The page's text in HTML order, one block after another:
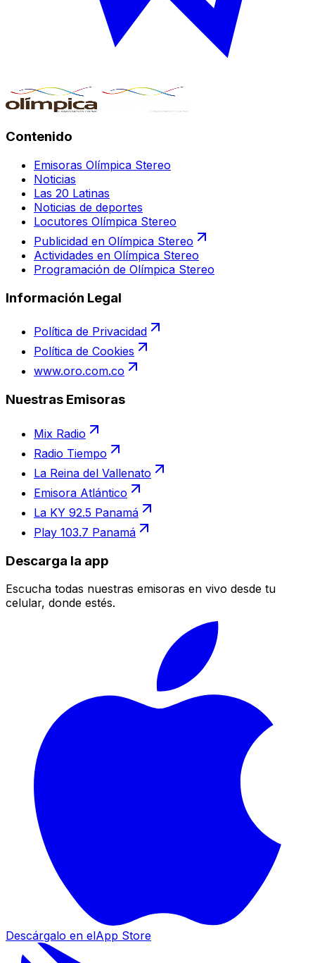
Contenido
Emisoras Olímpica Stereo
Noticias
Las 20 Latinas
Noticias de deportes
Locutores Olímpica Stereo
Publicidad en Olímpica Stereo
Actividades en Olímpica Stereo
Programación de Olímpica Stereo
Información Legal
Política de Privacidad
Política de Cookies
www.oro.com.co
Nuestras Emisoras
Mix Radio
Radio Tiempo
La Reina del Vallenato
Emisora Atlántico
La KY 92.5 Panamá
Play 103.7 Panamá
Descarga la app
Escucha todas nuestras emisoras en vivo desde tu
celular, donde estés.
Descárgalo en elApp Store